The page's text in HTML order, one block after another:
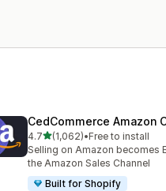
CedCommerce Amazon
4.75つ星中
(1,062)
合計レビュー数：1062件
•Free to install
Selling on Amazon becomes
the Amazon Sales Channel
Built for Shopify